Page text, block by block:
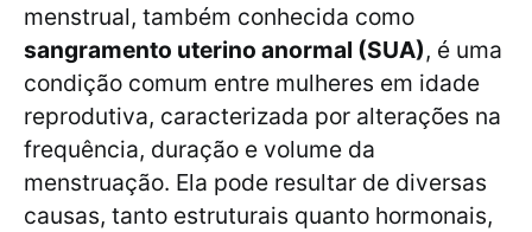
menstrual, também conhecida como
sangramento uterino anormal (SUA), é uma
condição comum entre mulheres em idade
reprodutiva, caracterizada por alterações na
frequência, duração e volume da
menstruação. Ela pode resultar de diversas
causas, tanto estruturais quanto hormonais,